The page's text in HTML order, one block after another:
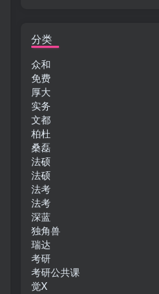
分类
众和
免费
厚大
实务
文都
柏杜
桑磊
法硕
法硕
法考
法考
深蓝
独角兽
瑞达
考研
考研公共课
觉X